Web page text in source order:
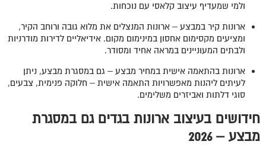
ולמי שמעדיף עיצוב קלאסי עם נוכחות.
ארונות קיר במבצע – ארונות המנצלים את מלוא גובה ורוחב הקיר,
ומציעים מקסימום אחסון במינימום מקום. אידיאליים לדירות מודרניות
ולבתים המעוניינים במראה אחיד ומסודר.
ארונות בהתאמה אישית במחיר מבצע – גם במסגרת מבצע, ניתן
לעיתים ליהנות מאפשרויות התאמה אישית – חלוקה פנימית, צבעים,
סוגי דלתות ואביזרים משלימים.
חידושים בעיצוב ארונות בגדים גם במסגרת
מבצע – 2026